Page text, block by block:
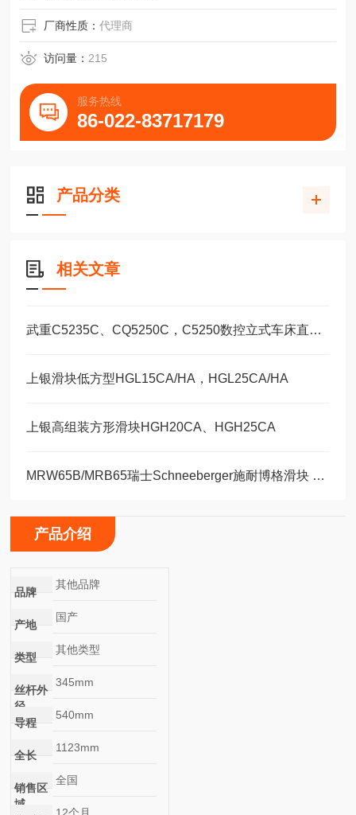
厂商性质：代理商
访问量： 215
服务热线
86-022-83717179
产品分类
相关文章
武重C5235C、CQ5250C，C5250数控立式车床直线运动滑块WEH35CA/WEW35CC
上银滑块低方型HGL15CA/HA，HGL25CA/HA
上银高组装方形滑块HGH20CA、HGH25CA
MRW65B/MRB65瑞士Schneeberger施耐博格滑块 导轨
产品介绍
品牌
其他品牌
产地
国产
类型
其他类型
丝杆外
径
345mm
导程
540mm
全长
1123mm
销售区
域
全国